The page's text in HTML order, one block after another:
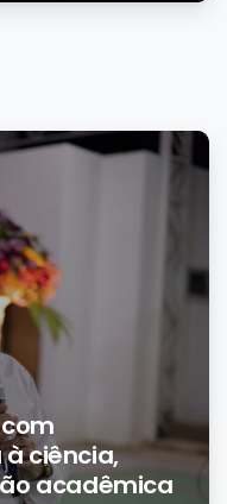
com
ciência,
acadêmica